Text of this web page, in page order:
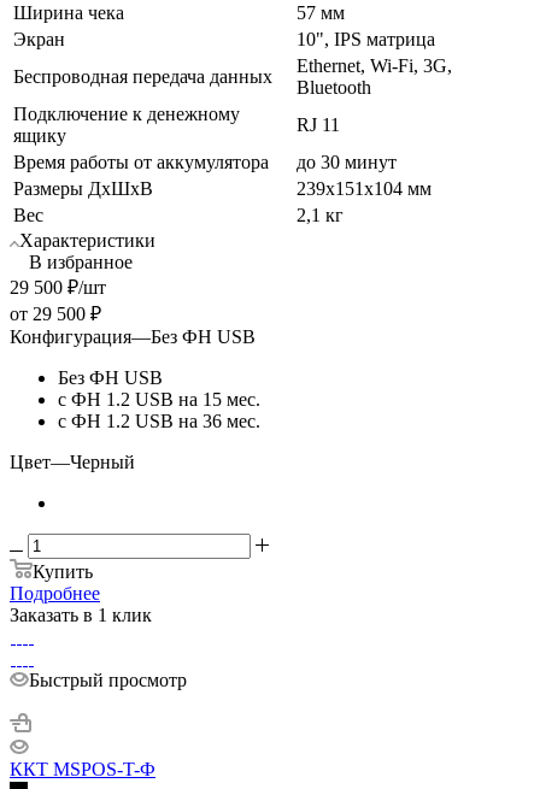
Ширина чека
57 мм
Экран
10", IPS матрица
Беспроводная передача данных
Ethernet, Wi-Fi, 3G,
Bluetooth
Подключение к денежному
ящику
RJ 11
Время работы от аккумулятора
до 30 минут
Размеры ДхШхВ
239х151х104 мм
Вес
2,1 кг
Характеристики
В избранное
29 500 ₽/шт
от 29 500 ₽
Конфигурация—Без ФН USB
Без ФН USB
с ФН 1.2 USB на 15 мес.
с ФН 1.2 USB на 36 мес.
Цвет—Черный
Купить
Подробнее
Заказать в 1 клик
Быстрый просмотр
ККТ MSPOS-T-Ф